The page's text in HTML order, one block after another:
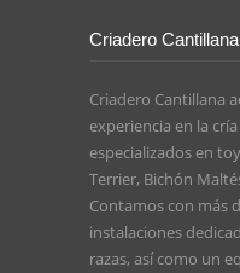
Criadero Cantillana
Criadero Cantillana
experiencia en la
especializados en
Terrier, Bichón
Contamos con más
instalaciones
razas, así como un